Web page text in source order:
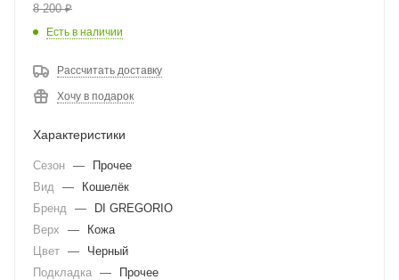
8 200₽
Есть в наличии
Рассчитать доставку
Хочу в подарок
Характеристики
Сезон —
Прочее
Вид
—
Кошелёк
Бренд
—
DI GREGORIO
Верх
—
Кожа
Цвет —
Черный
Подкладка —
Прочее